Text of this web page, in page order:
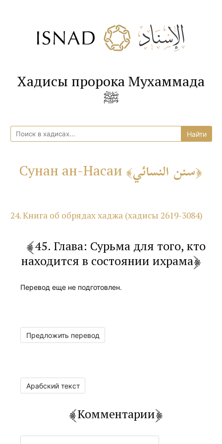
Хадисы пророка Мухаммада
ﷺ
Сунан ан-Насаи سنن النسائي
24. Книга об обрядах хаджа (хадисы 2619-3084)
45. Глава: Сурьма для того, кто
находится в состоянии ихрама
Перевод еще не подготовлен.
Предложить перевод
Арабский текст
Комментарии